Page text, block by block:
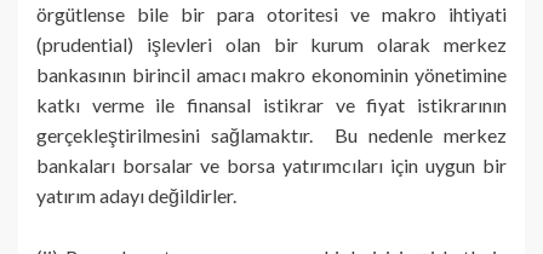
örgütlense bile bir para otoritesi ve makro ihtiyati
(prudential) işlevleri olan bir kurum olarak merkez
bankasının birincil amacı makro ekonominin yönetimine
katkı verme ile finansal istikrar ve fiyat istikrarının
gerçekleştirilmesini sağlamaktır. Bu nedenle merkez
bankaları borsalar ve borsa yatırımcıları için uygun bir
yatırım adayı değildirler.